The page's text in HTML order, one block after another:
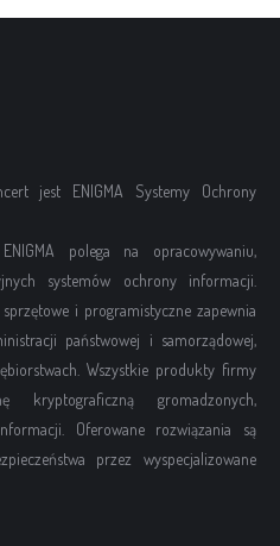
jest ENIGMA Systemy Ochrony
polega na opracowywaniu,
systemów ochrony informacji.
i programistyczne zapewnia
państwowej i samorządowej,
Wszystkie produkty firmy
kryptograficzną gromadzonych,
Oferowane rozwiązania są
przez wyspecjalizowane